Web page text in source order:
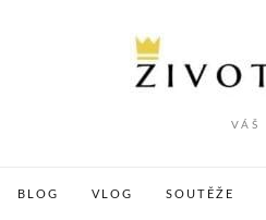
VÁŠ
BLOG VLOG SOUTĚŽE